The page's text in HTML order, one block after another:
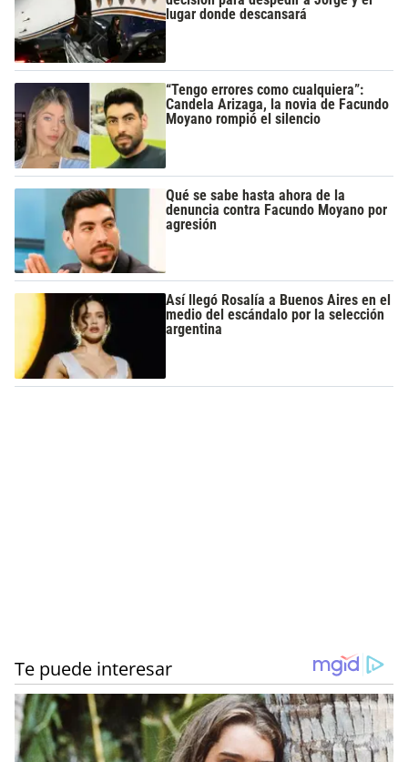
lugar donde descansará
“Tengo errores como cualquiera”:
Candela Arizaga, la novia de Facundo
Moyano rompió el silencio
Qué se sabe hasta ahora de la
denuncia contra Facundo Moyano por
agresión
Así llegó Rosalía a Buenos Aires en el
medio del escándalo por la selección
argentina